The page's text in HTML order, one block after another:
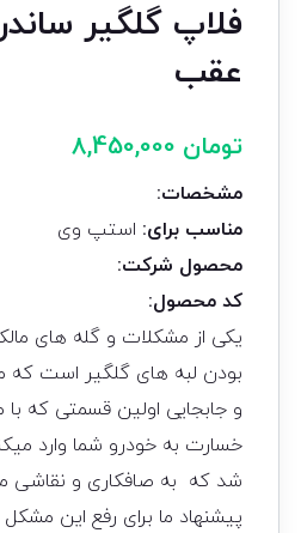
فلاپ گلگیر
عقب
تومان
مشخصات:
مناسب برای: استپ وی
محصول شرکت:
کد محصول:
یکی از مشکلات و گله های
بودن لبه های گلگیر است که
و جابجایی اولین قسمتی که با
خسارت به خودرو شما وارد
شد که به صافکاری و نقاشی
پیشنهاد ما برای رفع این مشکل